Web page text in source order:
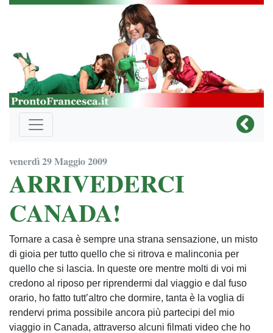
venerdì 29 Maggio 2009
ARRIVEDERCI
CANADA!
Tornare a casa è sempre una strana sensazione, un misto
di gioia per tutto quello che si ritrova e malinconia per
quello che si lascia. In queste ore mentre molti di voi mi
credono al riposo per riprendermi dal viaggio e dal fuso
orario, ho fatto tutt’altro che dormire, tanta è la voglia di
rendervi prima possibile ancora più partecipi del mio
viaggio in Canada, attraverso alcuni filmati video che ho